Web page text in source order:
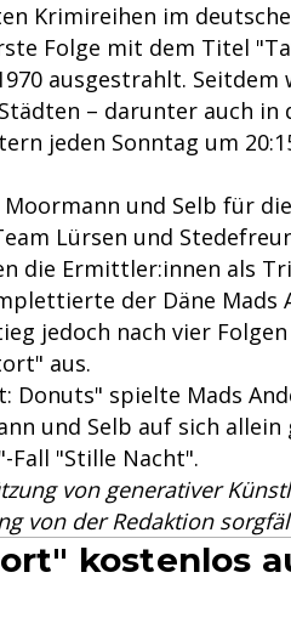
Krimireihen im
Folge mit dem Titel
ausgestrahlt. Seitdem
– darunter auch in
jeden Sonntag um
und Selb für
Lürsen und
die Ermittler:innen als
der Däne Mads
jedoch nach vier
aus.
Donuts" spielte Mads
und Selb auf sich
"Stille Nacht".
von generativer
von der Redaktion
kostenlos